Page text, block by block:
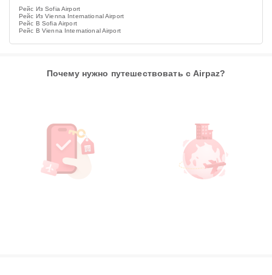
Рейс Из Sofia Airport
Рейс Из Vienna International Airport
Рейс В Sofia Airport
Рейс В Vienna International Airport
Почему нужно путешествовать с Airpaz?